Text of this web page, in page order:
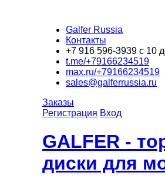
Galfer Russia
Контакты
+7 916 596-3939 с 10
t.me/+79166234519
max.ru/+79166234519
sales@galferrussia.ru
Заказы
Регистрация Вход
GALFER -
диски для